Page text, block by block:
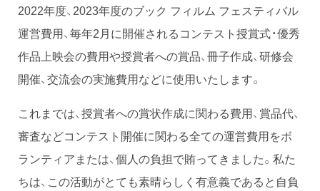
2022年度、2023年度のブック フィルム フェスティバル
運営費用、毎年2月に開催されるコンテスト授賞式・優秀
作品上映会の費用や授賞者への賞品、冊子作成、研修会
開催、交流会の実施費用などに使用いたします。
これまでは、授賞者への賞状作成に関わる費用、賞品代、
審査などコンテスト開催に関わる全ての運営費用をボ
ランティアまたは、個人の負担で賄ってきました。私た
ちは、この活動がとても素晴らしく有意義であると自負